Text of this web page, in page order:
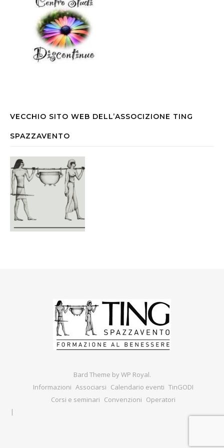
VECCHIO SITO WEB DELL’ASSOCIZIONE TING
SPAZZAVENTO
Bard Theme byWP Royal.
Informazioni Associarsi Calendario eventi TinGODI
Corsi e seminari Convenzioni Operatori